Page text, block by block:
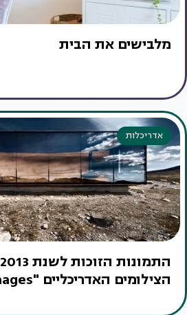
מלבישים את הבית
אדריכלות
הצילומים האדריכליים "Arcaid Images"